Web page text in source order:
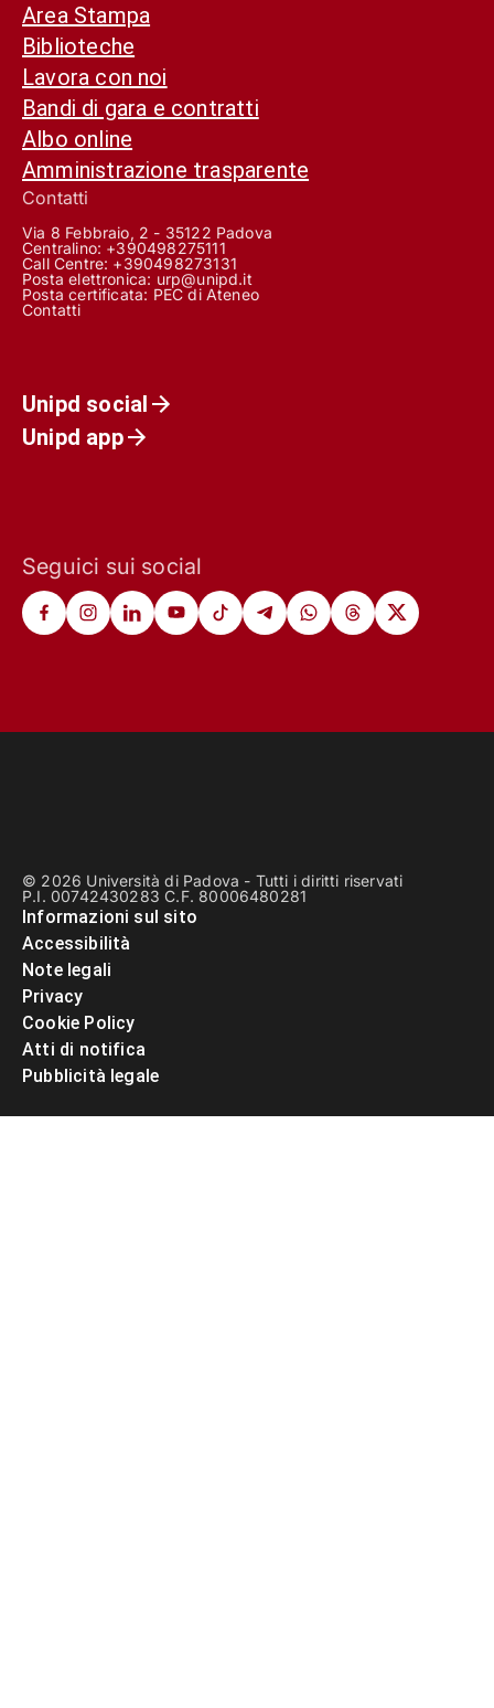
Area Stampa
Biblioteche
Lavora con noi
Bandi di gara e contratti
Albo online
Amministrazione trasparente
Contatti
Via 8 Febbraio, 2 - 35122 Padova
Centralino: +390498275111
Call Centre: +390498273131
Posta elettronica: urp@unipd.it
Posta certificata: PEC di Ateneo
Contatti
Unipd social
Unipd app
Seguici sui social
© 2026 Università di Padova - Tutti i diritti riservati
P.I. 00742430283 C.F. 80006480281
Informazioni sul sito
Accessibilità
Note legali
Privacy
Cookie Policy
Atti di notifica
Pubblicità legale